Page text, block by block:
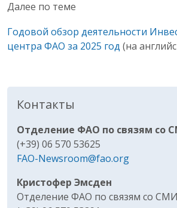
Далее по теме
Годовой обзор деятельности
центра ФАО за 2025 год (на
Контакты
Отделение ФАО по связям со
(+39) 06 570 53625
FAO-Newsroom@fao.org
Кристофер Эмсден
Отделение ФАО по связям со СМИ